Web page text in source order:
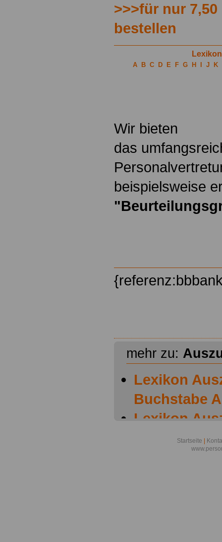
>>>für nur
bestellen
A B C D E F G H J K
Wir bieten
das
beispielsweise
mehr zu:
Lexikon
Buchstabe A
Lexikon
Buchstabe B
Lexikon
Startseite